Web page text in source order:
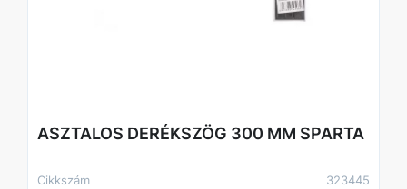
ASZTALOS DERÉKSZÖG 300 MM SPARTA
Cikkszám
323445